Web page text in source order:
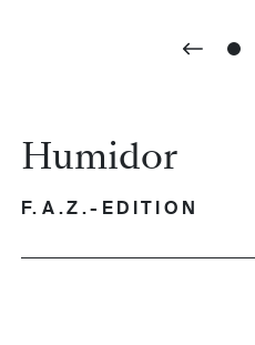
Humidor
F.A.Z.-EDITION